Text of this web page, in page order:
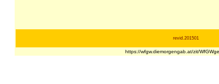
revid.201501
https://wfgw.diemorgengab.at/zit/